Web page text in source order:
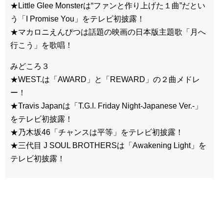
★Little Glee Monsterは“ファンと作り上げた１曲”だとい
う「I Promise You」をテレビ初披露！
★マカロニえんぴつは話題の映画の日本版主題歌「月へ
行こう」を歌唱！
みどころ３
★WEST.は「AWARD」と「REWARD」の２曲メドレ
ー！
★Travis Japanは「T.G.I. Friday Night-Japanese Ver.-」
をテレビ初披露！
★乃木坂46「チャンスは平等」をテレビ初披露！
★三代目 J SOUL BROTHERSは「Awakening Light」を
テレビ初披露！